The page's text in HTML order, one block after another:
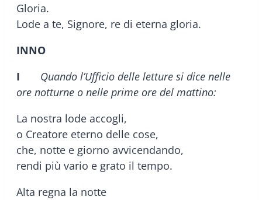
Gloria.
Lode a te, Signore, re di eterna gloria.
INNO
I
Quando l’Ufficio delle letture si dice nelle
ore notturne o nelle prime ore del mattino:
La nostra lode accogli,
o Creatore eterno delle cose,
che, notte e giorno avvicendando,
rendi più vario e grato il tempo.
Alta regna la notte